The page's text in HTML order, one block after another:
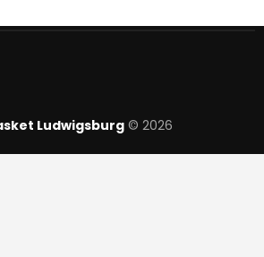
Ludwigsburg© 2026